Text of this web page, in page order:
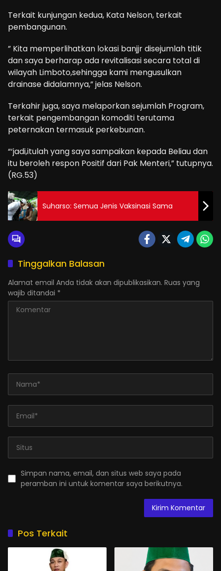
Terkait kunjungan kedua, Kata Nelson, terkait
pembangunan.
” Kita memperlihatkan lokasi banjjr disejumlah titik
dan saya berharap ada revitalisasi secara total di
wilayah Limboto,sehingga kami mengusulkan
drainase didalamnya,” jelas Nelson.
Terkahir juga, saya melaporkan sejumlah Program,
terkait pengembangan komoditi terutama
peternakan termasuk perkebunan.
“‘jadi,itulah yang saya sampaikan kepada Beliau dan
itu beroleh respon Positif dari Pak Menteri,” tutupnya.
(RG.53)
Suharso: Semua Jenis Vaksinasi Sama
Tinggalkan Balasan
Alamat email Anda tidak akan dipublikasikan. Ruas yang
wajib ditandai *
Simpan nama, email, dan situs web saya pada
peramban ini untuk komentar saya berikutnya.
Pos Terkait